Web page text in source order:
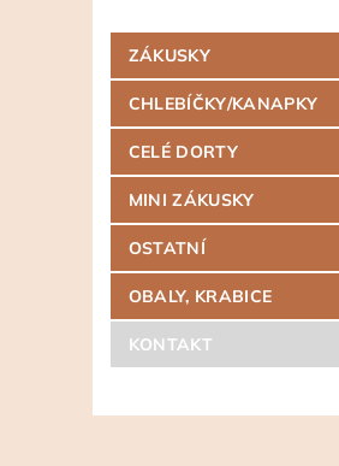
ZÁKUSKY
CHLEBÍČKY/KANAPKY
CELÉ DORTY
MINI ZÁKUSKY
OSTATNÍ
OBALY, KRABICE
KONTAKT